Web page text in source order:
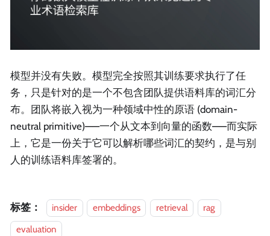
模型并没有失败。模型完全按照其训练要求执行了任
务，只是针对的是一个不包含团队提供语料库的词汇分
布。团队将嵌入视为一种领域中性的原语 (domain-
neutral primitive)——一个从文本到向量的函数——而实际
上，它是一份关于它可以解析哪些词汇的契约，是与别
人的训练语料库签署的。
标签： insider embeddings retrieval
rag
evaluation